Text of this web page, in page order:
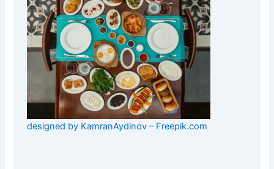
designed by KamranAydinov – Freepik.com